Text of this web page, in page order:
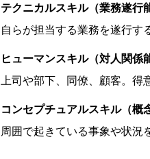
テクニカルスキル（業務遂行
自らが担当する業務を遂行す
ヒューマンスキル（対人関係
上司や部下、同僚、顧客。得
コンセプチュアルスキル（概
周囲で起きている事象や状況